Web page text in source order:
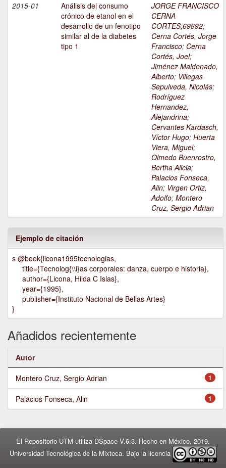
2015-01
Análisis del consumo
crónico de etanol en el
desarrollo de un fenotipo
similar al de la diabetes
tipo 1
JORGE FRANCISCO
CERNA
CORTES;69892;
Cerna Cortés, Jorge
Francisco; Cerna
Cortés, Joel;
Jiménez Maldonado,
Alberto; Villegas
Sepulveda, Nicolás;
Rodríguez
Hernandez,
Alejandrina;
Cervantes Kardasch,
Víctor Hugo; Huerta
Viera, Miguel;
Olmedo Buenrostro,
Bertha Alicia;
Palacios Fonseca,
Alin; Virgen Ortiz,
Adolfo; Montero
Cruz, Sergio Adrian
Ejemplo de citación
s @book{licona1995tecnologias,
title={Tecnolog{\\i}as corporales: danza, cuerpo e historia},
author={Licona, Hilda C Islas},
year={1995},
publisher={Instituto Nacional de Bellas Artes}
}
Añadidos recientemente
Autor
1
Montero Cruz, Sergio Adrian
1
Palacios Fonseca, Alin
El Repositorio UTM utiliza DSpace V.6.3. Hecho en México, 2019.
Universidad Tecnológica de la Mixteca. Bajo la licencia